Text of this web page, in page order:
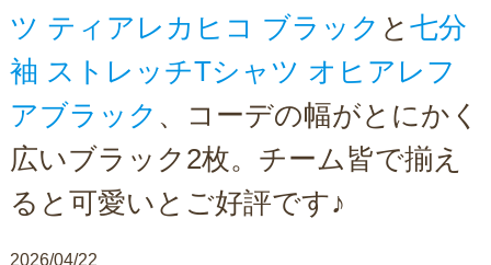
ツ ティアレカヒコ ブラック と 七分
袖 ストレッチTシャツ オヒアレフ
アブラック 、コーデの幅がとにかく
広いブラック2枚。チーム皆で揃え
ると可愛いとご好評です♪
2026/04/22